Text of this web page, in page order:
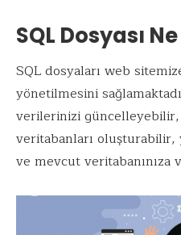
SQL Dosyası
SQL dosyaları web
yönetilmesini
verilerinizi
veritabanları
ve mevcut